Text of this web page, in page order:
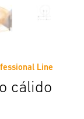
Line
cálido